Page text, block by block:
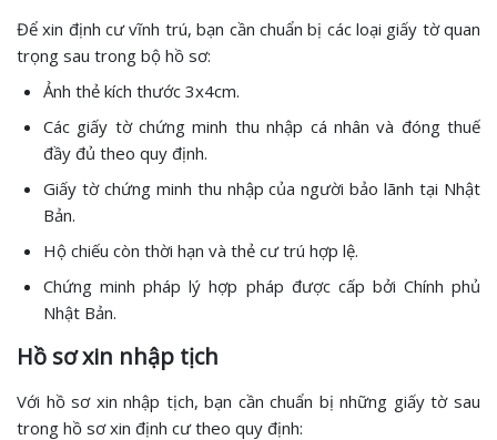
Để xin định cư vĩnh trú, bạn cần chuẩn bị các loại giấy tờ quan
trọng sau trong bộ hồ sơ:
Ảnh thẻ kích thước 3x4cm.
Các giấy tờ chứng minh thu nhập cá nhân và đóng thuế
đầy đủ theo quy định.
Giấy tờ chứng minh thu nhập của người bảo lãnh tại Nhật
Bản.
Hộ chiếu còn thời hạn và thẻ cư trú hợp lệ.
Chứng minh pháp lý hợp pháp được cấp bởi Chính phủ
Nhật Bản.
Hồ sơ xin nhập tịch
Với hồ sơ xin nhập tịch, bạn cần chuẩn bị những giấy tờ sau
trong hồ sơ xin định cư theo quy định: